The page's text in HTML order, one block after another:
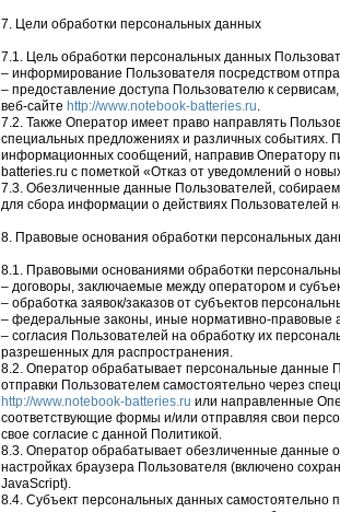
7. Цели обработки персональных данных
7.1. Цель обработки персональных данных
– информирование Пользователя посредством
– предоставление доступа Пользователю к
веб-сайте http://www.notebook-batteries.ru.
7.2. Также Оператор имеет право направлять
специальных предложениях и различных событиях.
информационных сообщений, направив Оператору
batteries.ru с пометкой «Отказ от уведомлений о
7.3. Обезличенные данные Пользователей,
для сбора информации о действиях Пользователей
8. Правовые основания обработки персональных
8.1. Правовыми основаниями обработки
– договоры, заключаемые между оператором и
– обработка заявок/заказов от субъектов
– федеральные законы, иные нормативно-
– согласия Пользователей на обработку их
разрешенных для распространения.
8.2. Оператор обрабатывает персональные данные
отправки Пользователем самостоятельно через
http://www.notebook-batteries.ru или направленные
соответствующие формы и/или отправляя свои
свое согласие с данной Политикой.
8.3. Оператор обрабатывает обезличенные данные
настройках браузера Пользователя (включено
JavaScript).
8.4. Субъект персональных данных самостоятельно